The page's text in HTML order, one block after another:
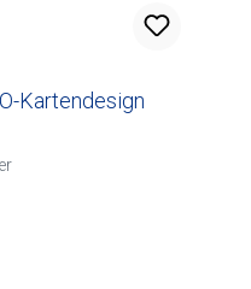
Kartendesign